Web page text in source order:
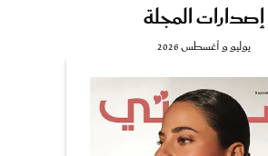
إصدارات المجلة
يوليو و أغسطس 2026